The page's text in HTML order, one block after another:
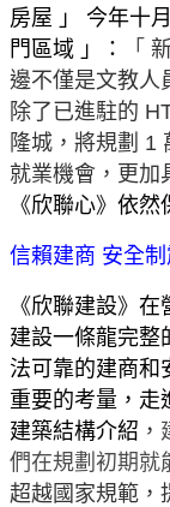
房屋 」 今年十
門區域 」 ： 「
邊不僅是文教人
除了已進駐的
隆城，將規劃 1
就業機會，更加
《欣聯心》 依然
信賴建商 安全
《欣聯建設》 在
建設一條龍完整
法可靠的建商和
重要的考量，走
建築結構介紹 ，
們在規劃初期就
超越國家規範，